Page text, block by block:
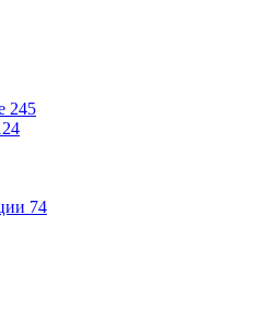
245
74